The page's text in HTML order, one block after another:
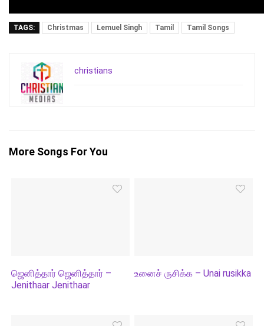
TAGS: Christmas Lemuel Singh Tamil Tamil Songs
christians
More Songs For You
ஜெனித்தார் ஜெனித்தார் –
Jenithaar Jenithaar
உனைச் ருசிக்க – Unai rusikka